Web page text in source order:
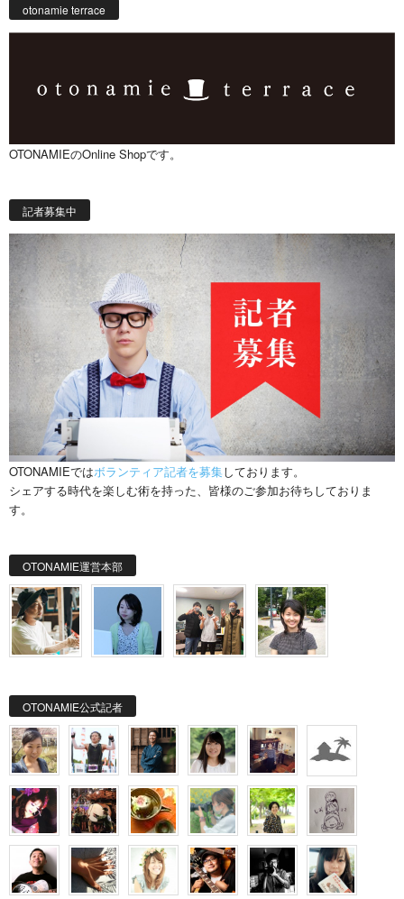
otonamie terrace
OTONAMIEのOnline Shopです。
記者募集中
OTONAMIEではボランティア記者を募集しております。
シェアする時代を楽しむ術を持った、皆様のご参加お待ちしておりま
す。
OTONAMIE運営本部
OTONAMIE公式記者